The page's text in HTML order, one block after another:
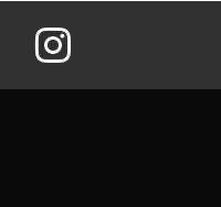
Instagram